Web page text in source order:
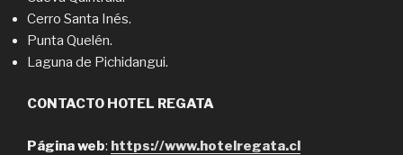
Cerro Santa Inés.
Punta Quelén.
Laguna de Pichidangui.
CONTACTO HOTEL REGATA
Página web: https://www.hotelregata.cl